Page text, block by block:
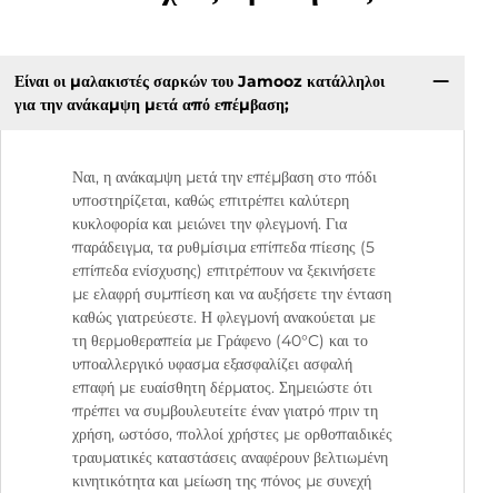
Είναι οι μαλακιστές σαρκών του Jamooz κατάλληλοι
για την ανάκαμψη μετά από επέμβαση;
Ναι, η ανάκαμψη μετά την επέμβαση στο πόδι
υποστηρίζεται, καθώς επιτρέπει καλύτερη
κυκλοφορία και μειώνει την φλεγμονή. Για
παράδειγμα, τα ρυθμίσιμα επίπεδα πίεσης (5
επίπεδα ενίσχυσης) επιτρέπουν να ξεκινήσετε
με ελαφρή συμπίεση και να αυξήσετε την ένταση
καθώς γιατρεύεστε. Η φλεγμονή ανακούεται με
τη θερμοθεραπεία με Γράφενο (40°C) και το
υποαλλεργικό υφασμα εξασφαλίζει ασφαλή
επαφή με ευαίσθητη δέρματος. Σημειώστε ότι
πρέπει να συμβουλευτείτε έναν γιατρό πριν τη
χρήση, ωστόσο, πολλοί χρήστες με ορθοπαιδικές
τραυματικές καταστάσεις αναφέρουν βελτιωμένη
κινητικότητα και μείωση της πόνος με συνεχή